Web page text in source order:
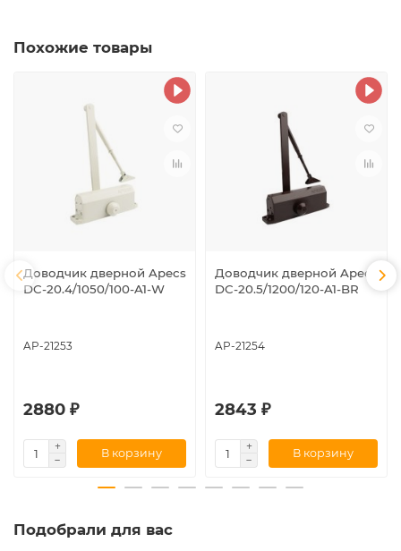
Похожие товары
Доводчик дверной Apecs
DC-20.4/1050/100-A1-W
AP-21253
2880 ₽
В корзину
Доводчик дверной Apecs
DC-20.5/1200/120-A1-BR
AP-21254
2843 ₽
В корзину
Подобрали для вас